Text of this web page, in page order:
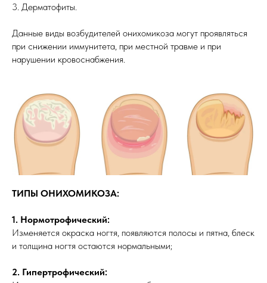
3. Дерматофиты.
Данные виды возбудителей онихомикоза могут проявляться
при снижении иммунитета, при местной травме и при
нарушении кровоснабжения.
ТИПЫ ОНИХОМИКОЗА:
1. Нормотрофический:
Изменяется окраска ногтя, появляются полосы и пятна, блеск
и толщина ногтя остаются нормальными;
2. Гипертрофический: